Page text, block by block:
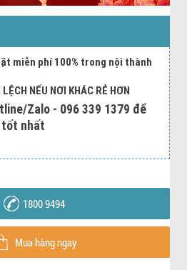
miễn phí 100% trong nội thành
NẾU NƠI KHÁC RẺ HƠN
Zalo - 096 339 1379 để
tốt nhất
1800 9494
Mua hàng ngay